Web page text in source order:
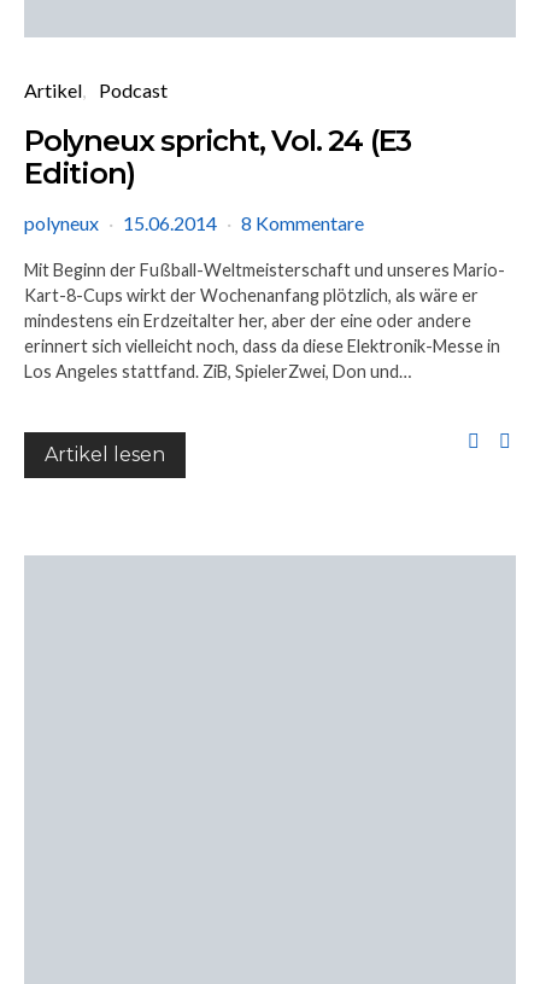
Artikel Podcast
Polyneux spricht, Vol. 24 (E3
Edition)
polyneux 15.06.2014 8 Kommentare
Mit Beginn der Fußball-Weltmeisterschaft und unseres Mario-
Kart-8-Cups wirkt der Wochenanfang plötzlich, als wäre er
mindestens ein Erdzeitalter her, aber der eine oder andere
erinnert sich vielleicht noch, dass da diese Elektronik-Messe in
Los Angeles stattfand. ZiB, SpielerZwei, Don und…
Artikel lesen